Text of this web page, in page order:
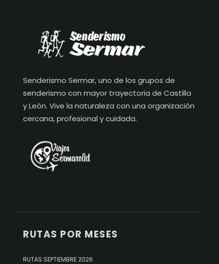
Senderismo Sermar, uno de los grupos de
senderismo con mayor trayectoria de Castilla
y León. Vive la naturaleza con una organización
cercana, profesional y cuidada.
RUTAS POR MESES
RUTAS SEPTIEMBRE 2026